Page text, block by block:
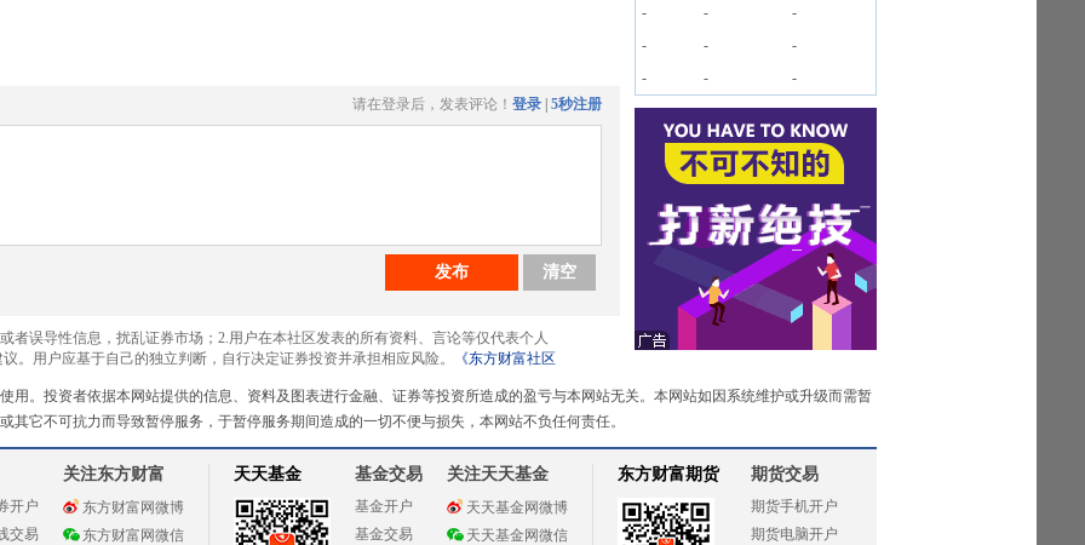
请在登录后，发表评论！ 登录 5秒注册
发布 清空
者误导性信息，扰乱证券市场；2.用户在本社区发表的所有资料、言论等仅代表个人
。用户应基于自己的独立判断，自行决定证券投资并承担相应风险。
《东方财富社区
-
-
-
-
-
-
-
- -
用。投资者依据本网站提供的信息、资料及图表进行金融、证券等投资所造成的盈亏与本网站无关。本网站如因系统维护或升级而需暂
其它不可抗力而导致暂停服务，于暂停服务期间造成的一切不便与损失，本网站不负任何责任。
开户
交易
关注东方财富
东方财富网微博
东方财富网微信
天天基金 基金交易
基金开户
基金交易
关注天天基金
天天基金网微博
天天基金网微信
东方财富期货 期货交易
期货手机开户
期货电脑开户